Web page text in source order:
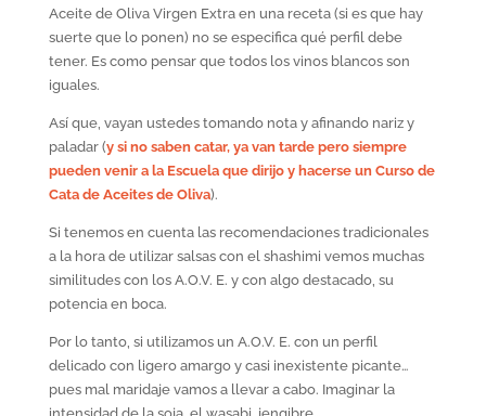
Aceite de Oliva Virgen Extra en una receta (si es que hay
suerte que lo ponen) no se especifica qué perfil debe
tener. Es como pensar que todos los vinos blancos son
iguales.
Así que, vayan ustedes tomando nota y afinando nariz y
paladar (y si no saben catar, ya van tarde pero siempre
pueden venir a la Escuela que dirijo y hacerse un Curso de
Cata de Aceites de Oliva).
Si tenemos en cuenta las recomendaciones tradicionales
a la hora de utilizar salsas con el shashimi vemos muchas
similitudes con los A.O.V. E. y con algo destacado, su
potencia en boca.
Por lo tanto, si utilizamos un A.O.V. E. con un perfil
delicado con ligero amargo y casi inexistente picante…
pues mal maridaje vamos a llevar a cabo. Imaginar la